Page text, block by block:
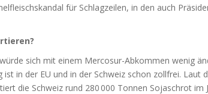
für Schlagzeilen, in den auch
sich mit einem Mercosur-Abkommen wenig
ist in der EU und in der Schweiz schon zollfrei. Laut
die Schweiz rund 280 000 Tonnen Sojaschrot im